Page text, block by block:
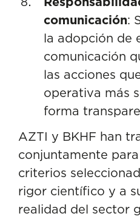
comunicación:
la adopción de
comunicación
las acciones
operativa más
forma
AZTI y BKHF han
conjuntamente
criterios
rigor científico y a
realidad del sector